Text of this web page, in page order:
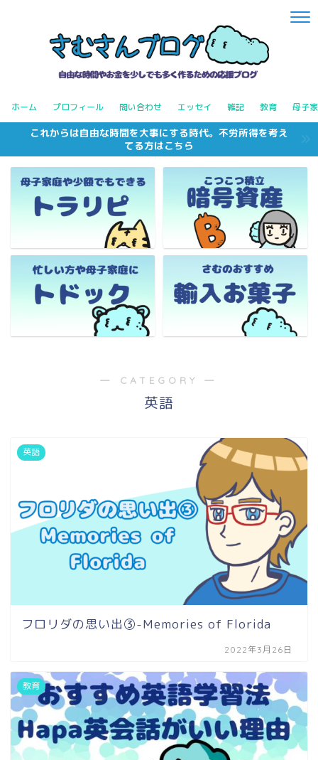
ホーム プロフィール 問い合わせ エッセイ 雑記 教育 母子
これからは自由な時間を大事にする時代。不労所得を考え
てる方はこちら
― CATEGORY ―
英語
英語
フロリダの思い出③-Memories of Florida
2022年3月26日
教育